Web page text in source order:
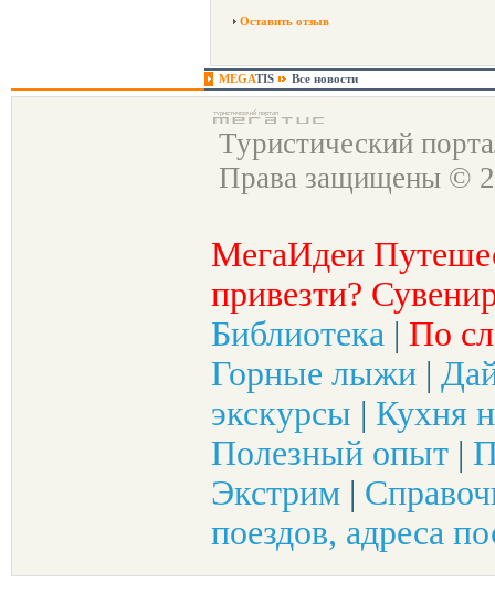
Оставить отзыв
MEGATIS Все новости
Туристический
Права защищены ©
МегаИдеи
привезти?
Библиотека | По
Горные лыжи |
экскурсы | Кухня
Полезный опыт |
Экстрим |
поездов, адреса